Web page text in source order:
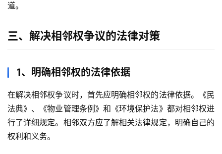
道。
三、解决相邻权争议的法律对策
1、明确相邻权的法律依据
在解决相邻权争议时，首先应明确相邻权的法律依据。《民
法典》、《物业管理条例》和《环境保护法》都对相邻权进
行了详细规定。相邻双方应了解相关法律规定，明确自己的
权利和义务。